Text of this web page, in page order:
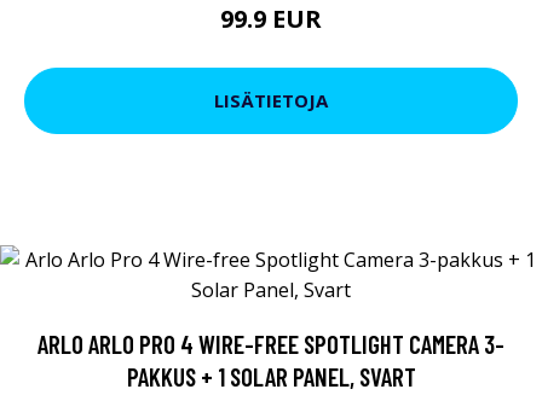
99.9 EUR
LISÄTIETOJA
ARLO ARLO PRO 4 WIRE-FREE SPOTLIGHT CAMERA 3-
PAKKUS + 1 SOLAR PANEL, SVART